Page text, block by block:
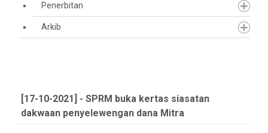
Penerbitan
Arkib
[17-10-2021] - SPRM buka kertas siasatan
dakwaan penyelewengan dana Mitra